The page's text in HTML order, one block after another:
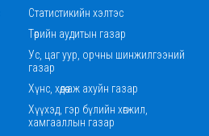
Статистикийн хэлтэс
Төрийн аудитын газар
Ус, цаг уур, орчны шинжилгээний
газар
Хүнс, хөдөө аж ахуйн газар
Хүүхэд, гэр бүлийн хөгжил,
хамгааллын газар